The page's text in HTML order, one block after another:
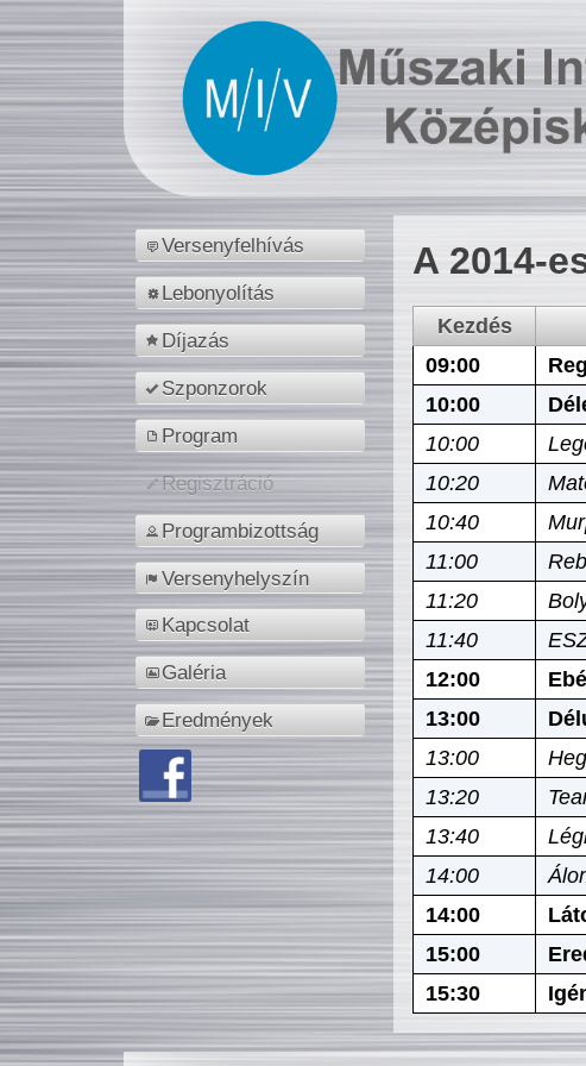
Versenyfelhívás
Lebonyolítás
Díjazás
Szponzorok
Program
Regisztráció
Programbizottság
Versenyhelyszín
Kapcsolat
Galéria
Eredmények
A 2014-
Kezdés
09:00
10:00
10:00
10:20
10:40
11:00
11:20
11:40
12:00
13:00
13:00
13:20
13:40
14:00
14:00
15:00
15:30